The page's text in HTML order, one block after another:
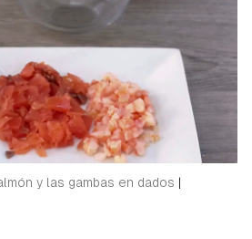
y las gambas en dados |